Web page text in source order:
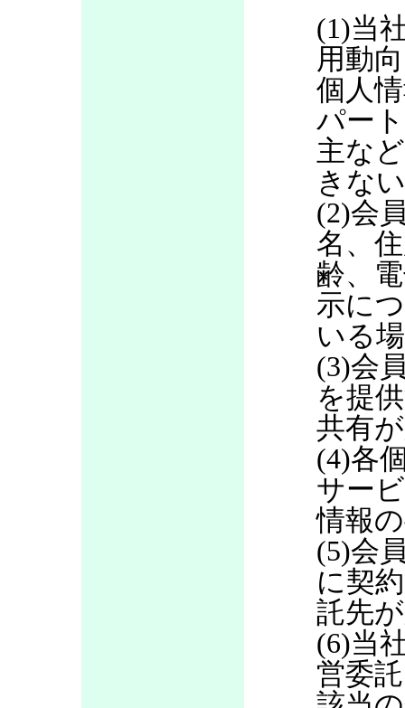
(1)当
用動
個人
パー
主な
きな
(2)会
名、
齢、
示に
いる
(3)会
を提
共有
(4)各
サー
情報
(5)会
に契
託先
(6)当
営委